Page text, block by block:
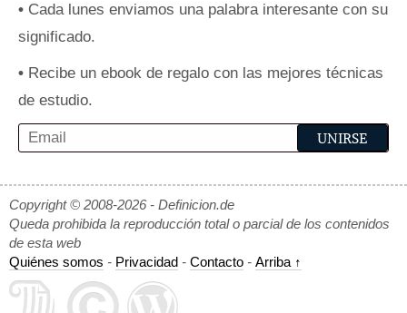
• Cada lunes enviamos una palabra interesante con su
significado.
• Recibe un ebook de regalo con las mejores técnicas
de estudio.
Copyright © 2008-2026 - Definicion.de
Queda prohibida la reproducción total o parcial de los contenidos
de esta web
Quiénes somos - Privacidad - Contacto - Arriba ↑